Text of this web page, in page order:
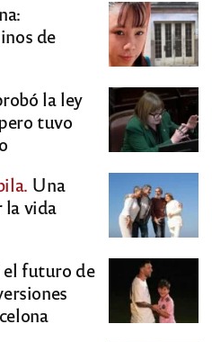
de
la ley
tuvo
Una
la vida
el futuro de